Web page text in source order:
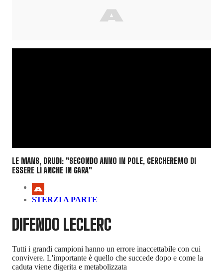
LE MANS, DRUDI: "SECONDO ANNO IN POLE, CERCHEREMO DI
ESSERE LÌ ANCHE IN GARA"
STERZI A PARTE
DIFENDO LECLERC
Tutti i grandi campioni hanno un errore inaccettabile con cui
convivere. L'importante è quello che succede dopo e come la
caduta viene digerita e metabolizzata